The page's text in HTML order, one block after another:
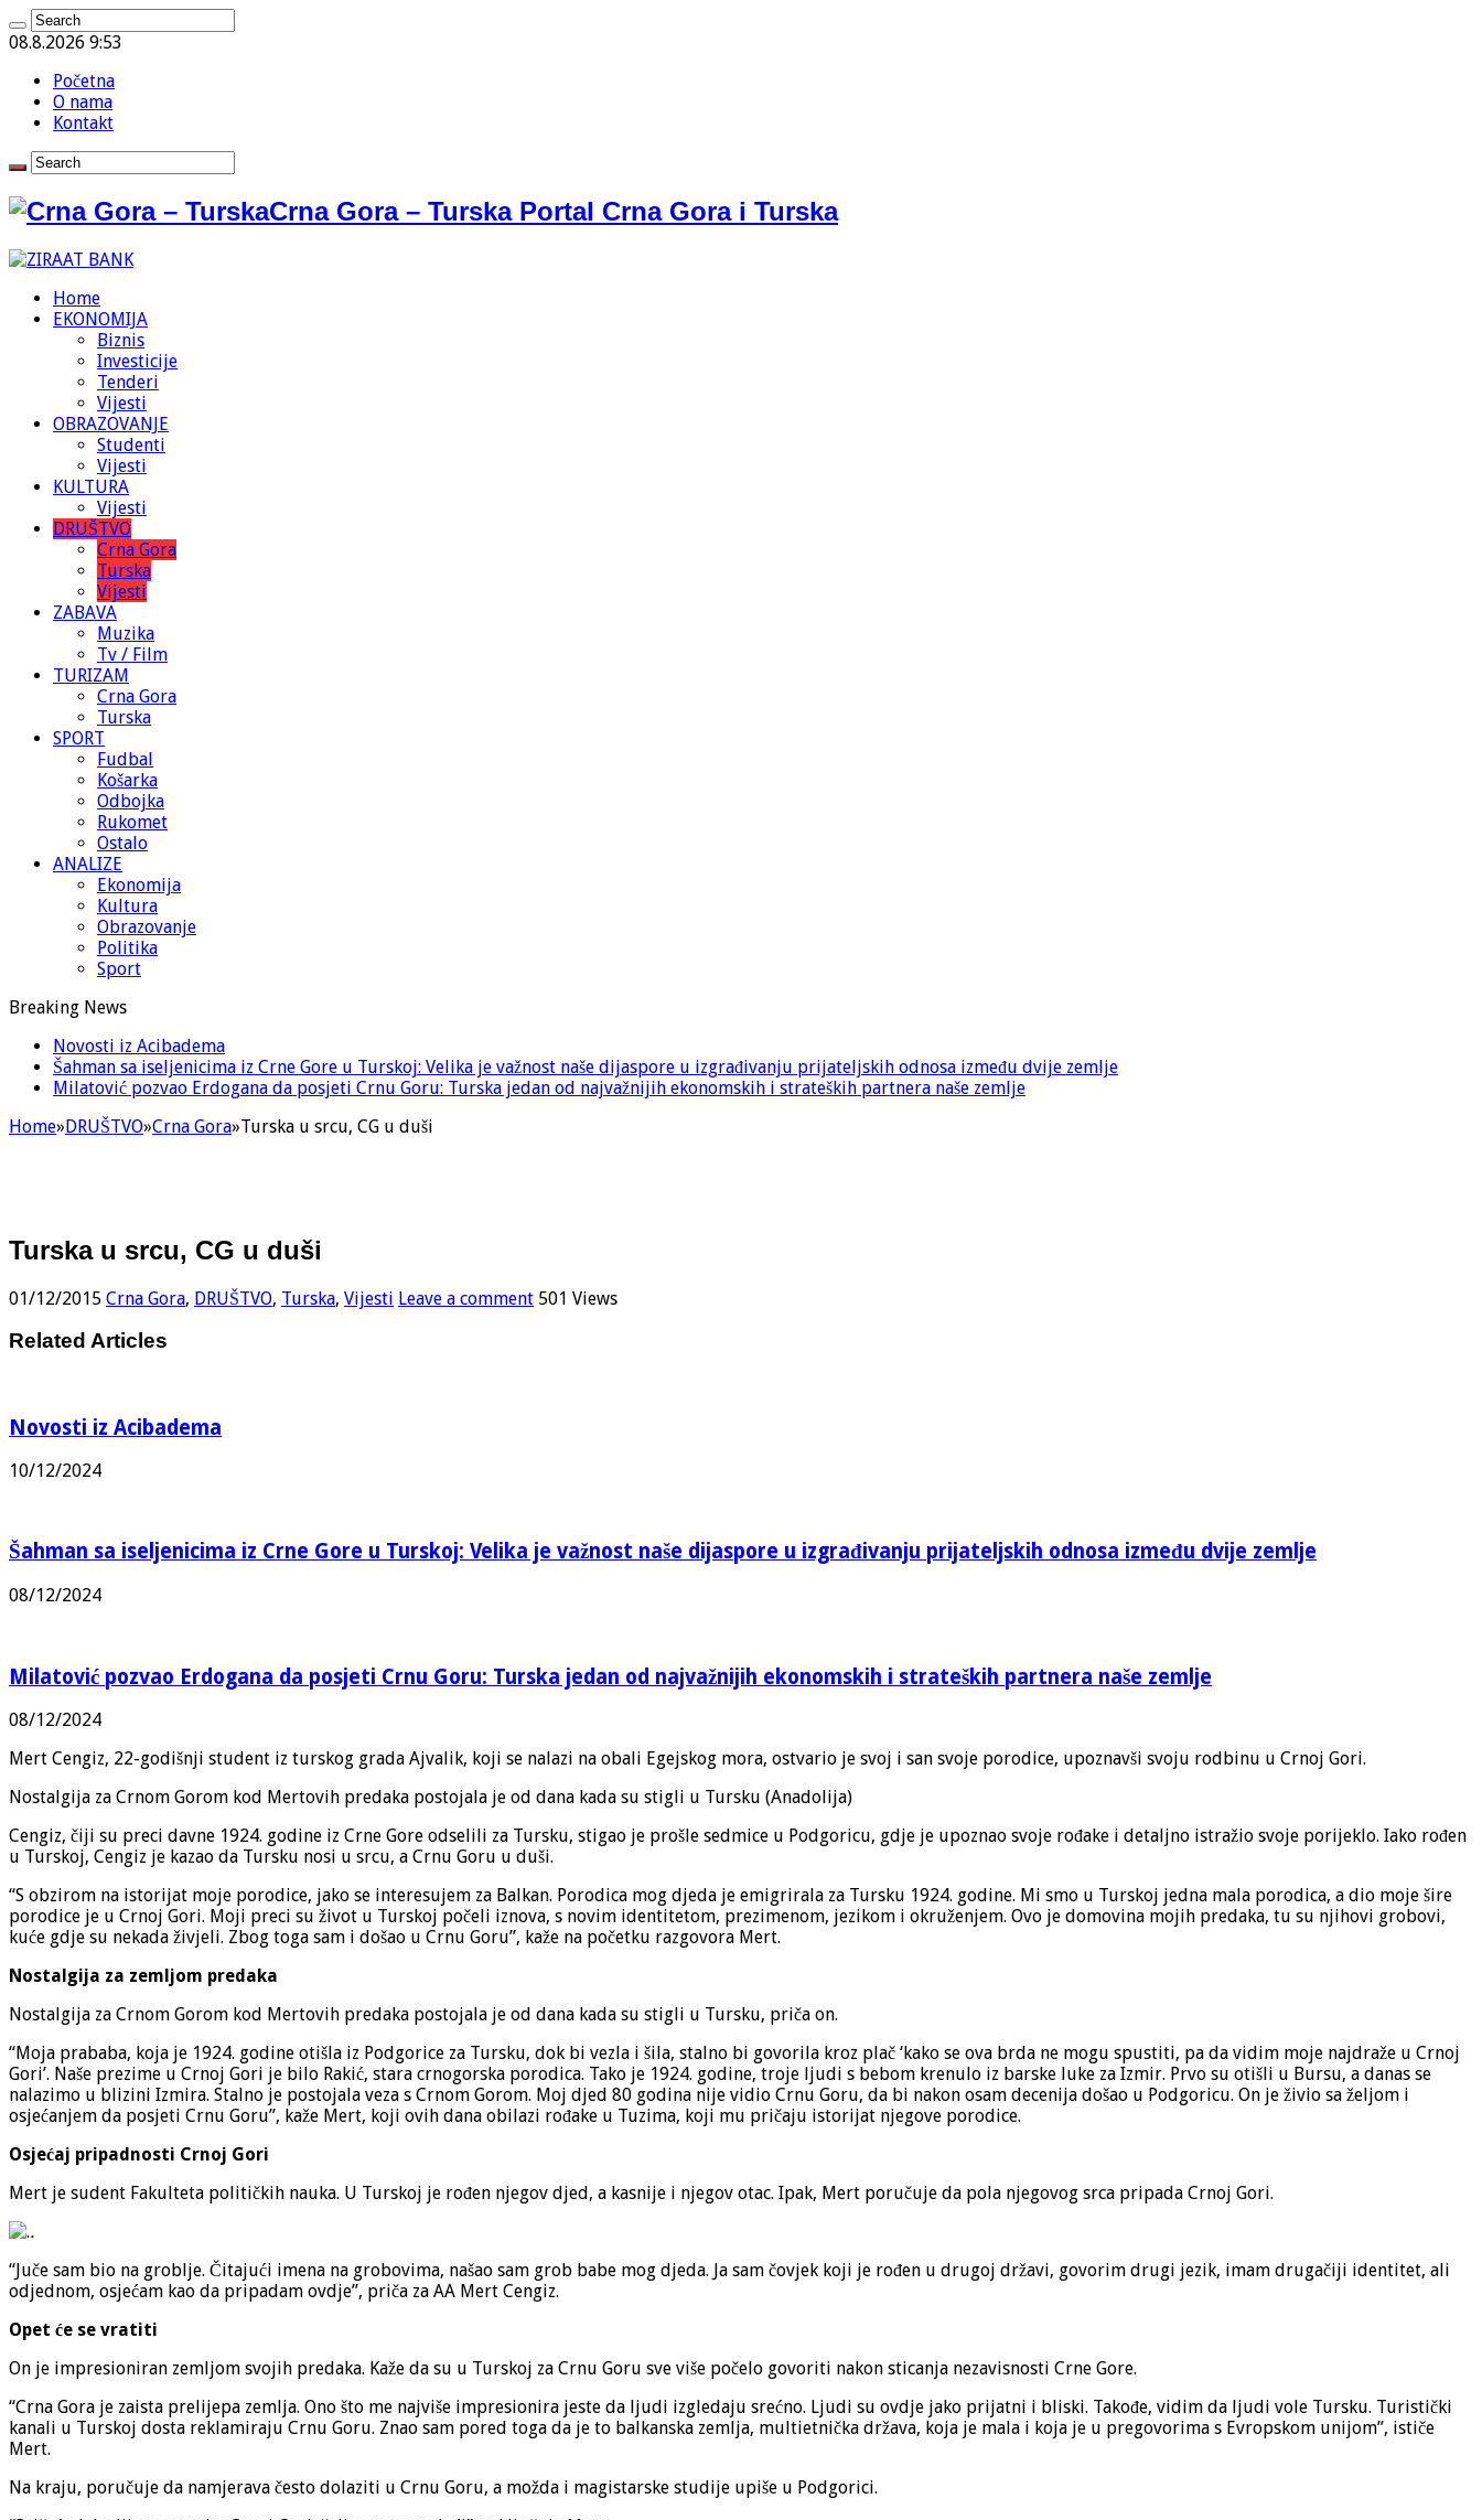
08.8.2026 9:53
Početna
O nama
Kontakt
Crna Gora – Turska Portal Crna Gora i Turska
Home
EKONOMIJA
Biznis
Investicije
Tenderi
Vijesti
OBRAZOVANJE
Studenti
Vijesti
KULTURA
Vijesti
DRUŠTVO
Crna Gora
Turska
Vijesti
ZABAVA
Muzika
Tv / Film
TURIZAM
Crna Gora
Turska
SPORT
Fudbal
Košarka
Odbojka
Rukomet
Ostalo
ANALIZE
Ekonomija
Kultura
Obrazovanje
Politika
Sport
Breaking News
Novosti iz Acibadema
Šahman sa iseljenicima iz Crne Gore u Turskoj: Velika je važnost naše dijaspore u izgrađivanju prijateljskih odnosa između dvije zemlje
Milatović pozvao Erdogana da posjeti Crnu Goru: Turska jedan od najvažnijih ekonomskih i strateških partnera naše zemlje
Home»DRUŠTVO»Crna Gora»Turska u srcu, CG u duši
Turska u srcu, CG u duši
01/12/2015 Crna Gora, DRUŠTVO, Turska, Vijesti Leave a comment 501 Views
Related Articles
Novosti iz Acibadema
10/12/2024
Šahman sa iseljenicima iz Crne Gore u Turskoj: Velika je važnost naše dijaspore u izgrađivanju prijateljskih odnosa između dvije zemlje
08/12/2024
Milatović pozvao Erdogana da posjeti Crnu Goru: Turska jedan od najvažnijih ekonomskih i strateških partnera naše zemlje
08/12/2024
Mert Cengiz, 22-godišnji student iz turskog grada Ajvalik, koji se nalazi na obali Egejskog mora, ostvario je svoj i san svoje porodice, upoznavši svoju rodbinu u Crnoj Gori.
Nostalgija za Crnom Gorom kod Mertovih predaka postojala je od dana kada su stigli u Tursku (Anadolija)
Cengiz, čiji su preci davne 1924. godine iz Crne Gore odselili za Tursku, stigao je prošle sedmice u Podgoricu, gdje je upoznao svoje rođake i detaljno istražio svoje porijeklo. Iako rođen
u Turskoj, Cengiz je kazao da Tursku nosi u srcu, a Crnu Goru u duši.
“S obzirom na istorijat moje porodice, jako se interesujem za Balkan. Porodica mog djeda je emigrirala za Tursku 1924. godine. Mi smo u Turskoj jedna mala porodica, a dio moje šire
porodice je u Crnoj Gori. Moji preci su život u Turskoj počeli iznova, s novim identitetom, prezimenom, jezikom i okruženjem. Ovo je domovina mojih predaka, tu su njihovi grobovi,
kuće gdje su nekada živjeli. Zbog toga sam i došao u Crnu Goru”, kaže na početku razgovora Mert.
Nostalgija za zemljom predaka
Nostalgija za Crnom Gorom kod Mertovih predaka postojala je od dana kada su stigli u Tursku, priča on.
“Moja prababa, koja je 1924. godine otišla iz Podgorice za Tursku, dok bi vezla i šila, stalno bi govorila kroz plač ‘kako se ova brda ne mogu spustiti, pa da vidim moje najdraže u Crnoj
Gori’. Naše prezime u Crnoj Gori je bilo Rakić, stara crnogorska porodica. Tako je 1924. godine, troje ljudi s bebom krenulo iz barske luke za Izmir. Prvo su otišli u Bursu, a danas se
nalazimo u blizini Izmira. Stalno je postojala veza s Crnom Gorom. Moj djed 80 godina nije vidio Crnu Goru, da bi nakon osam decenija došao u Podgoricu. On je živio sa željom i
osjećanjem da posjeti Crnu Goru”, kaže Mert, koji ovih dana obilazi rođake u Tuzima, koji mu pričaju istorijat njegove porodice.
Osjećaj pripadnosti Crnoj Gori
Mert je sudent Fakulteta političkih nauka. U Turskoj je rođen njegov djed, a kasnije i njegov otac. Ipak, Mert poručuje da pola njegovog srca pripada Crnoj Gori.
.
“Juče sam bio na groblje. Čitajući imena na grobovima, našao sam grob babe mog djeda. Ja sam čovjek koji je rođen u drugoj državi, govorim drugi jezik, imam drugačiji identitet, ali
odjednom, osjećam kao da pripadam ovdje”, priča za AA Mert Cengiz.
Opet će se vratiti
On je impresioniran zemljom svojih predaka. Kaže da su u Turskoj za Crnu Goru sve više počelo govoriti nakon sticanja nezavisnosti Crne Gore.
“Crna Gora je zaista prelijepa zemlja. Ono što me najviše impresionira jeste da ljudi izgledaju srećno. Ljudi su ovdje jako prijatni i bliski. Takođe, vidim da ljudi vole Tursku. Turistički
kanali u Turskoj dosta reklamiraju Crnu Goru. Znao sam pored toga da je to balkanska zemlja, multietnička država, koja je mala i koja je u pregovorima s Evropskom unijom”, ističe
Mert.
Na kraju, poručuje da namjerava često dolaziti u Crnu Goru, a možda i magistarske studije upiše u Podgorici.